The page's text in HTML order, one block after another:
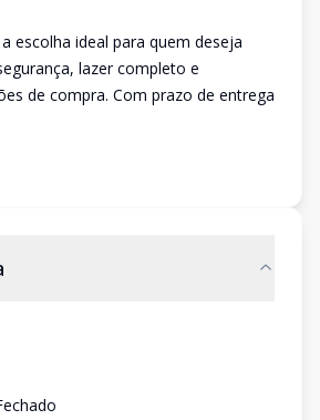
escolha ideal para quem deseja
lazer completo e
de compra. Com prazo de entrega